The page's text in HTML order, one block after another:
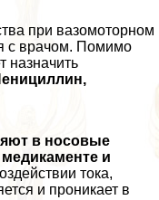
при вазомоторном
с врачом. Помимо
назначить
в носовые
и
тока,
и проникает в